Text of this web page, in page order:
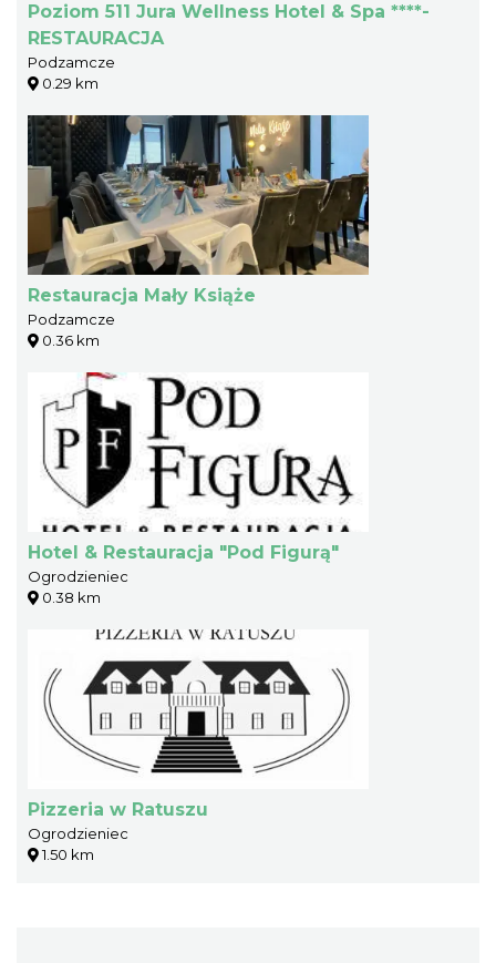
Poziom 511 Jura Wellness Hotel & Spa ****-
RESTAURACJA
Podzamcze
0.29 km
Restauracja Mały Książe
Podzamcze
0.36 km
Hotel & Restauracja "Pod Figurą"
Ogrodzieniec
0.38 km
Pizzeria w Ratuszu
Ogrodzieniec
1.50 km